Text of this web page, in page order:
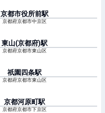
京都市役所前駅
京都府京都市中京区
東山(京都府)駅
京都府京都市東山区
祇園四条駅
京都府京都市東山区
京都河原町駅
京都府京都市下京区